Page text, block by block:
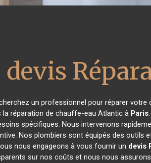
devis
un professionnel pour réparer
la réparation de chauffe-eau Atlantic à Paris
spécifiques. Nous intervenons
Nos plombiers sont équipés des outils
nous engageons à vous fournir un devis
sur nos coûts et nous nous